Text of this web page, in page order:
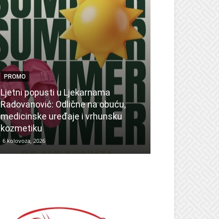
PROMO
Ljetni popusti u Ljekarnama
Radovanović: Odlične na obuću,
medicinske uređaje i vrhunsku
kozmetiku
6 kolovoza, 2026